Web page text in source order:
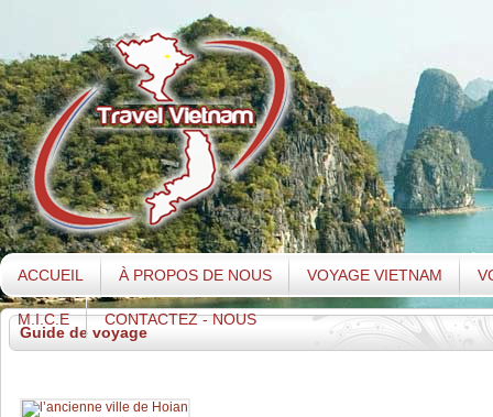
ACCUEIL À PROPOS DE NOUS VOYAGE VIETNAM
M.I.C.E CONTACTEZ - NOUS
Guide de voyage